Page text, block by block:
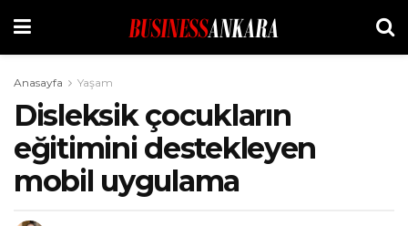
Anasayfa Yaşam
Disleksik çocukların
eğitimini destekleyen
mobil uygulama